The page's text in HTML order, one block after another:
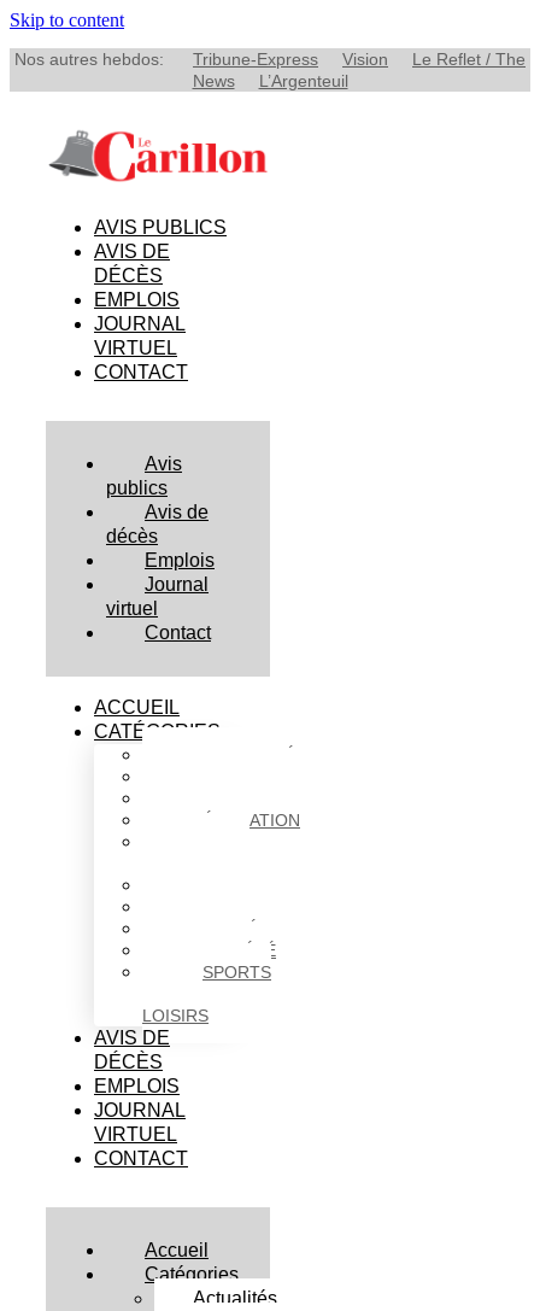
Skip to content
Nos autres hebdos: Tribune-Express Vision
Le Reflet / The
News
L’Argenteuil
AVIS PUBLICS
AVIS DE
DÉCÈS
EMPLOIS
JOURNAL
VIRTUEL
CONTACT
Avis
publics
Avis de
décès
Emplois
Journal
virtuel
Contact
ACCUEIL
CATÉGORIES
ÉDUCATION
SOCIÉTÉ
SPORTS
LOISIRS
AVIS DE
DÉCÈS
EMPLOIS
JOURNAL
VIRTUEL
CONTACT
Accueil
Catégories
Actualités